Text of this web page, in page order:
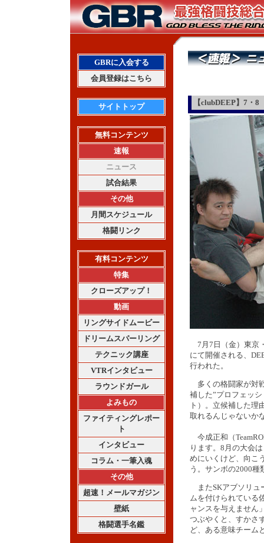
GBRに入会する
会員登録はこちら
サイトトップ
無料コンテンツ
速報
ニュース
試合結果
その他
月間スケジュール
格闘リンク
有料コンテンツ
特集
クローズアップ！
動画
リングサイドムービー
ドリームスパーリング
テクニック講座
VTRインタビュー
ラウンドガール
よみもの
ファイティングレポー
ト
インタビュー
コラム・一筆入魂
その他
超速！メールマガジン
壁紙
格闘選手名鑑
【clubDEEP】7・
7月7日（金）東京
にて開催される、
行われた。
多くの格闘家が対
補した”プロフェッ
ト）。立候補した理
取れるんじゃないか
今成正和（
ります。8月の大会
めにいくけど、向こ
う。サンボの2000種
またSKアブソリュ
ムを付けられている
ャンスを与えません
つぶやくと、すかさ
ど、ある意味チーム